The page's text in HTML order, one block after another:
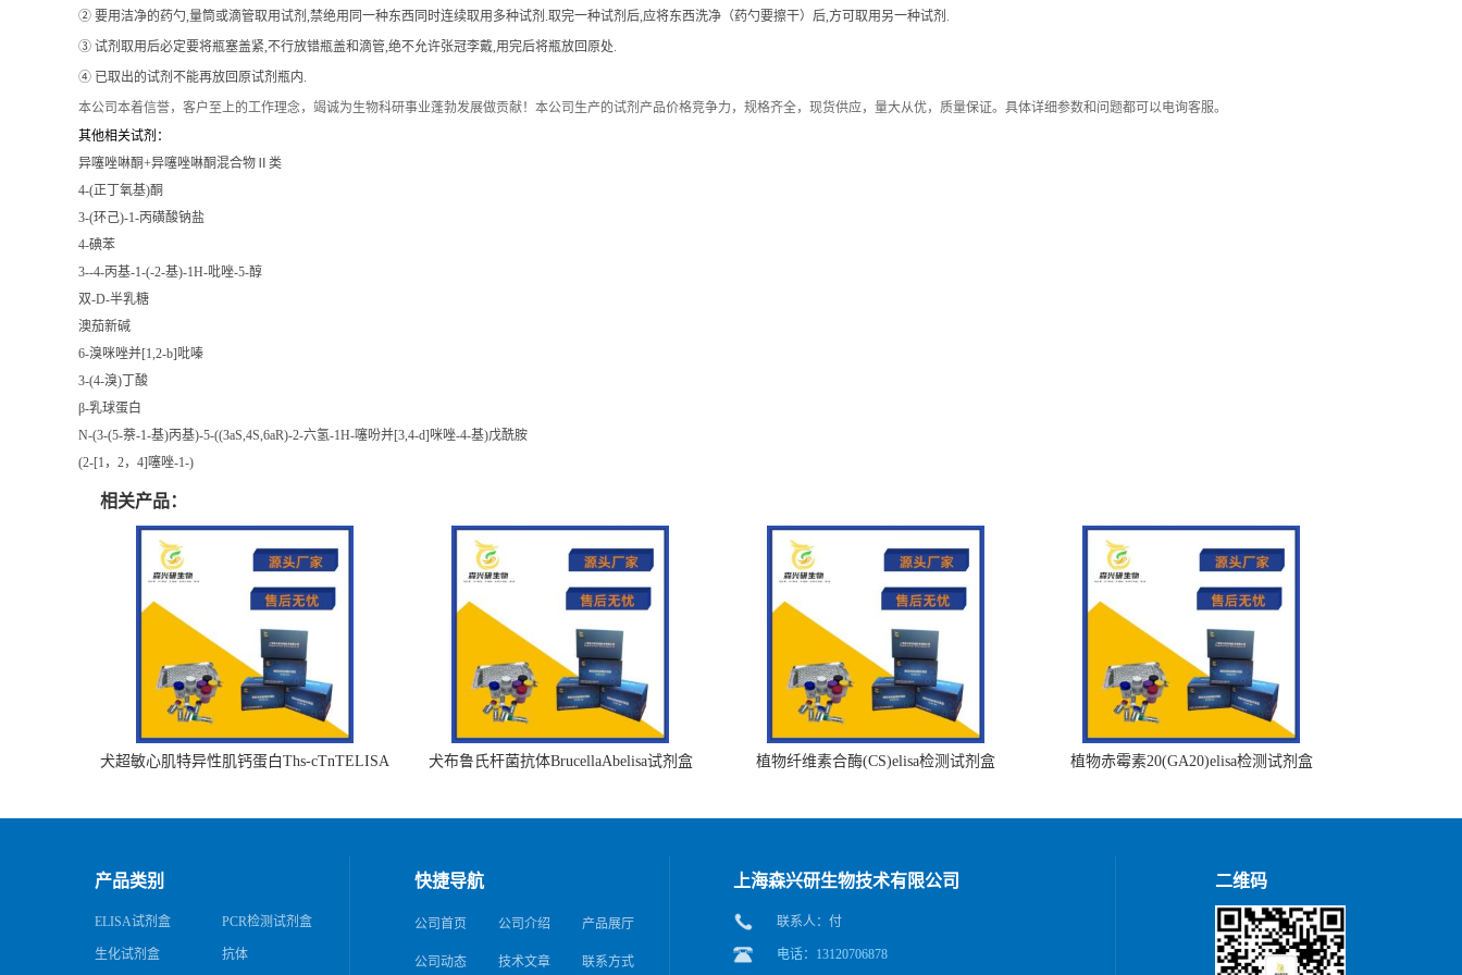
② 要用洁净的药勺,量筒或滴管取用试剂,禁绝用同一种东西同时连续取用多种试剂.取完一种试剂后,应将东西洗净（药勺要擦干）后,方可取用另一种试剂.
③ 试剂取用后必定要将瓶塞盖紧,不行放错瓶盖和滴管,绝不允许张冠李戴,用完后将瓶放回原处.
④ 已取出的试剂不能再放回原试剂瓶内.
本公司本着信誉，客户至上的工作理念，竭诚为生物科研事业蓬勃发展做贡献！本公司生产的试剂产品价格竞争力，规格齐全，现货供应，量大从优，质量保证。具体详细参数和问题都可以电询客服。
其他相关试剂：
异噻唑啉酮+异噻唑啉酮混合物Ⅱ类
4-(正丁氧基)酮
3-(环己)-1-丙磺酸钠盐
4-碘苯
3--4-丙基-1-(-2-基)-1H-吡唑-5-醇
双-D-半乳糖
澳茄新碱
6-溴咪唑并[1,2-b]吡嗪
3-(4-溴)丁酸
β-乳球蛋白
N-(3-(5-萘-1-基)丙基)-5-((3aS,4S,6aR)-2-六氢-1H-噻吩并[3,4-d]咪唑-4-基)戊酰胺
(2-[1，2，4]噻唑-1-)
相关产品：
犬超敏心肌特异性肌钙蛋白Ths-cTnTELISA
犬布鲁氏杆菌抗体BrucellaAbelisa试剂盒 植物纤维素合酶(CS)elisa检测试剂盒 植物赤霉素20(GA20)elisa检测试剂盒
产品类别
ELISA试剂盒 PCR检测试剂盒
生化试剂盒 抗体
快捷导航
公司首页 公司介绍 产品展厅
公司动态 技术文章 联系方式
上海森兴研生物技术有限公司
联系人：付
电话：13120706878
二维码